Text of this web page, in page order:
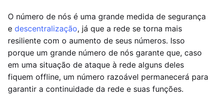
O número de nós é uma grande medida de segurança
e descentralização, já que a rede se torna mais
resiliente com o aumento de seus números. Isso
porque um grande número de nós garante que, caso
em uma situação de ataque à rede alguns deles
fiquem offline, um número razoável permanecerá para
garantir a continuidade da rede e suas funções.